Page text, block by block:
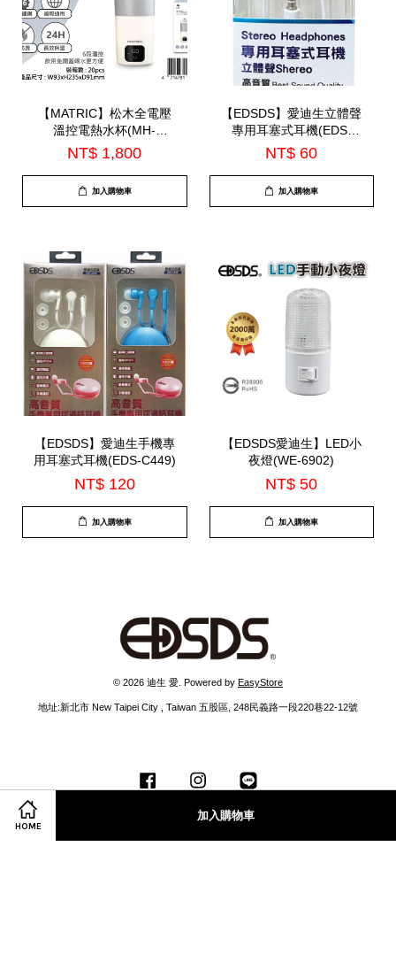
HOME
加入購物車
【MATRIC】松木全電壓
溫控電熱水杯(MH-
BT0625L)
NT$ 1,800
加入購物車
【EDSDS】愛迪生立體聲
專用耳塞式耳機(EDS-
C514)
NT$ 60
加入購物車
【EDSDS】愛迪生手機專
用耳塞式耳機(EDS-C449)
NT$ 120
加入購物車
【EDSDS愛迪生】LED小
夜燈(WE-6902)
NT$ 50
加入購物車
© 2026 迪生 愛. Powered by EasyStore
地址:新北市 New Taipei City , Taiwan 五股區, 248民義路一段220巷22-12號
Facebook Instagram